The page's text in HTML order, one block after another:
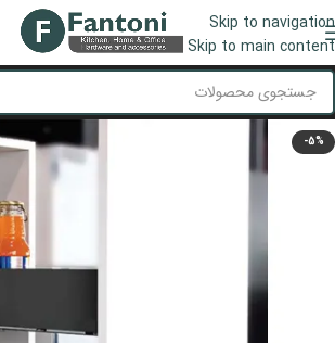
Skip to navigation
Skip to main content
منو
-5%